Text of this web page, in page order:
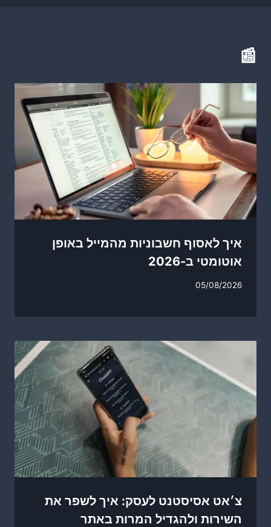
📰
איך לאסוף חשבוניות מהמייל באופן
אוטומטי ב-2026
05/08/2026
צ׳אט אסיסטנט לעסק: איך לשפר את
השירות ולהגדיל המרות באתר